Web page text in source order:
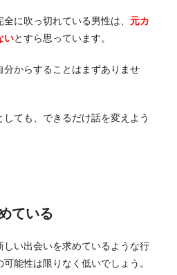
に吹っ切れている男性は、 元カ
いとすら思っています。
分からすることはまずありませ
ても、できるだけ話を変えよう
ている
しい出会いを求めているような行
能性は限りなく低いでしょう。